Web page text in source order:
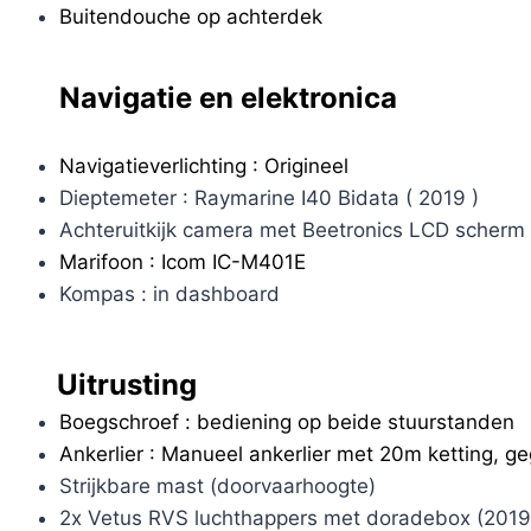
Buitendouche op achterdek
Navigatie en elektronica
Navigatieverlichting : Origineel
Dieptemeter : Raymarine I40 Bidata ( 2019 )
Achteruitkijk camera met Beetronics LCD
Marifoon : Icom IC-M401E
Kompas : in dashboard
Uitrusting
Boegschroef : bediening op beide stuurstanden
Ankerlier : Manueel ankerlier met 20m ketting,
Strijkbare mast (doorvaarhoogte)
2x Vetus RVS luchthappers met doradebox